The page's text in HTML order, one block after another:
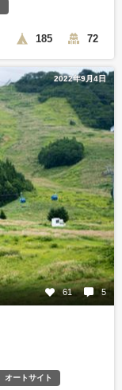
185 72
2022年9月4日
61 5
オートサイト